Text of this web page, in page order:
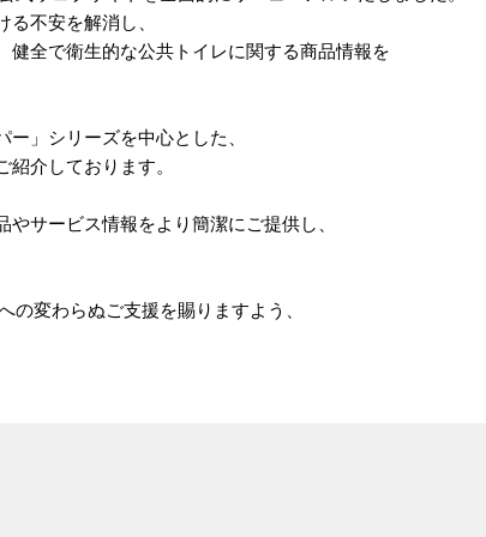
不安を解消し、
全で衛生的な公共トイレに関する商品情報を
」シリーズを中心とした、
介しております。
サービス情報をより簡潔にご提供し、
変わらぬご支援を賜りますよう、